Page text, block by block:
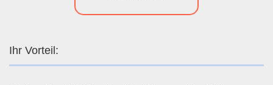
Ihr Vorteil: